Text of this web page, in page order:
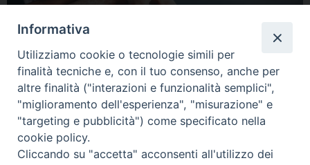
HOME DIOCESI VESCOVO CURIA VESCOVILE NEWS
APPUNTAMENTI CONTATTI SERVIZIO ANTENATI
Informativa
Utilizziamo cookie o tecnologie simili per
finalità tecniche e, con il tuo consenso, anche per
altre finalità ("interazioni e funzionalità semplici",
"miglioramento dell'esperienza", "misurazione" e
"targeting e pubblicità") come specificato nella
cookie policy.
Cliccando su "accetta" acconsenti all'utilizzo dei